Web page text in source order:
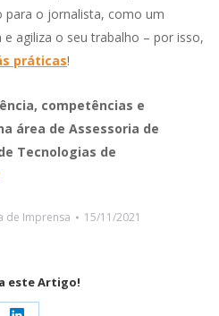
para o jornalista, como um
agiliza o seu trabalho – por isso,
práticas!
competências e
área de Assessoria de
Tecnologias de
de Imprensa 15/11/2021
este Artigo!